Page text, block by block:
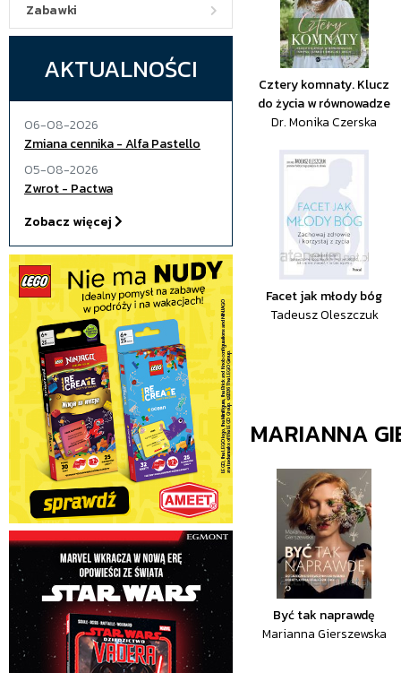
Zabawki
AKTUALNOŚCI
06-08-2026
Zmiana cennika - Alfa Pastello
05-08-2026
Zwrot - Pactwa
Zobacz więcej
Cztery komnaty. Klucz
do życia w równowadze
Dr. Monika Czerska
Facet jak młody bóg
Tadeusz Oleszczuk
MARIANNA
Być tak naprawdę
Marianna Gierszewska